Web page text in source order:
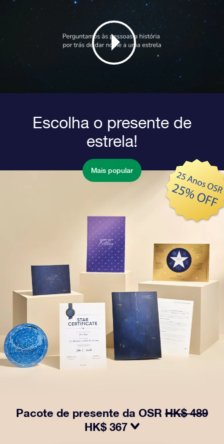
Escolha o presente de
estrela!
Mais popular
Pacote de presente da OSR HK$ 489
HK$ 367